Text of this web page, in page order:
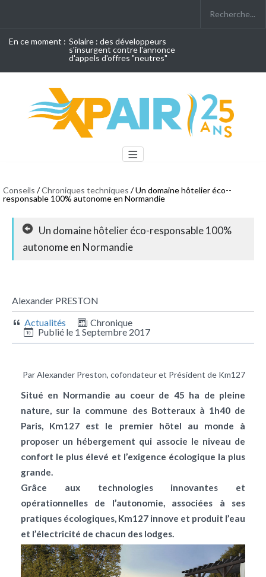
En ce moment : Solaire : des développeurs
s'insurgent contre l'annonce
d'appels d'offres "neutres"
Conseils /Chroniques techniques / Un domaine hôtelier éco-­
responsable 100% autonome en Normandie
Un domaine hôtelier éco-­responsable 100%
autonome en Normandie
Alexander PRESTON
Actualités
Chronique
Publié le 1 Septembre 2017
Par Alexander Preston, cofondateur et Président de Km127
Situé en Normandie au coeur de 45 ha de pleine
nature, sur la commune des Botteraux à 1h40 de
Paris, Km127 est le premier hôtel au monde à
proposer un hébergement qui associe le niveau de
confort le plus élevé et l’exigence écologique la plus
grande.
Grâce aux technologies innovantes et
opérationnelles de l’autonomie, associées à ses
pratiques écologiques, Km127 innove et produit l’eau
et l’électricité de chacun des lodges.